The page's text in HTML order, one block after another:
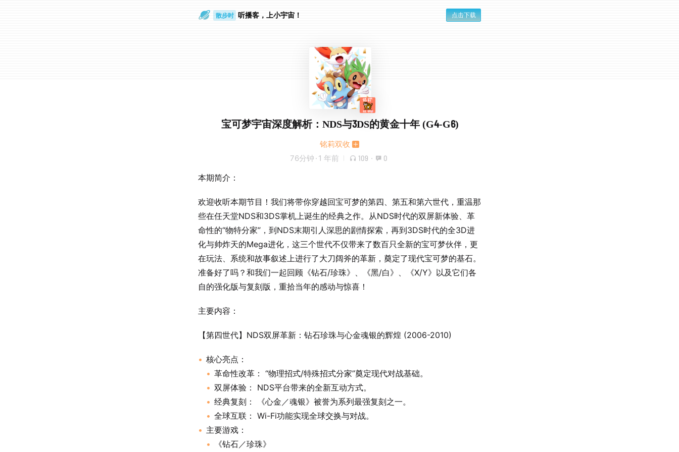
通勤路上 听播客，上小宇宙！ 点击下载
宝可梦宇宙深度解析：NDS与3DS的黄金十年 (G4-G6)
铭莉双收
76分钟 · 1 年前 109 · 0
本期简介：
欢迎收听本期节目！我们将带你穿越回宝可梦的第四、第五和第六世代，重温那
些在任天堂NDS和3DS掌机上诞生的经典之作。从NDS时代的双屏新体验、革
命性的“物特分家”，到NDS末期引人深思的剧情探索，再到3DS时代的全3D进
化与帅炸天的Mega进化，这三个世代不仅带来了数百只全新的宝可梦伙伴，更
在玩法、系统和故事叙述上进行了大刀阔斧的革新，奠定了现代宝可梦的基石。
准备好了吗？和我们一起回顾《钻石/珍珠》、《黑/白》、《X/Y》以及它们各
自的强化版与复刻版，重拾当年的感动与惊喜！
主要内容：
【第四世代】NDS双屏革新：钻石珍珠与心金魂银的辉煌 (2006-2010)
核心亮点：
革命性改革： “物理招式/特殊招式分家”奠定现代对战基础。
双屏体验： NDS平台带来的全新互动方式。
经典复刻： 《心金／魂银》被誉为系列最强复刻之一。
全球互联： Wi-Fi功能实现全球交换与对战。
主要游戏：
《钻石／珍珠》